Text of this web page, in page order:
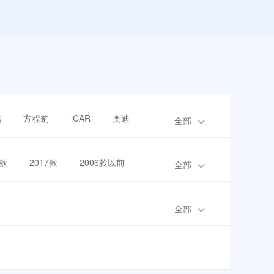
方程豹 iCAR 奥迪 全部
2017款 2006款以前 全部
全部